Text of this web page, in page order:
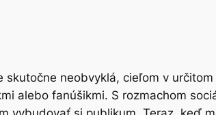
skutočne neobvyklá, cieľom v
alebo fanúšikmi. S rozmachom